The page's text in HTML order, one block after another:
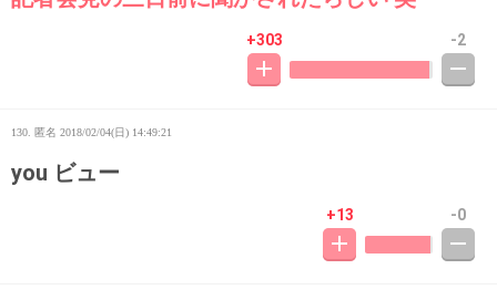
+303 -2
130. 匿名 2018/02/04(日) 14:49:21
you ビュー
+13 -0